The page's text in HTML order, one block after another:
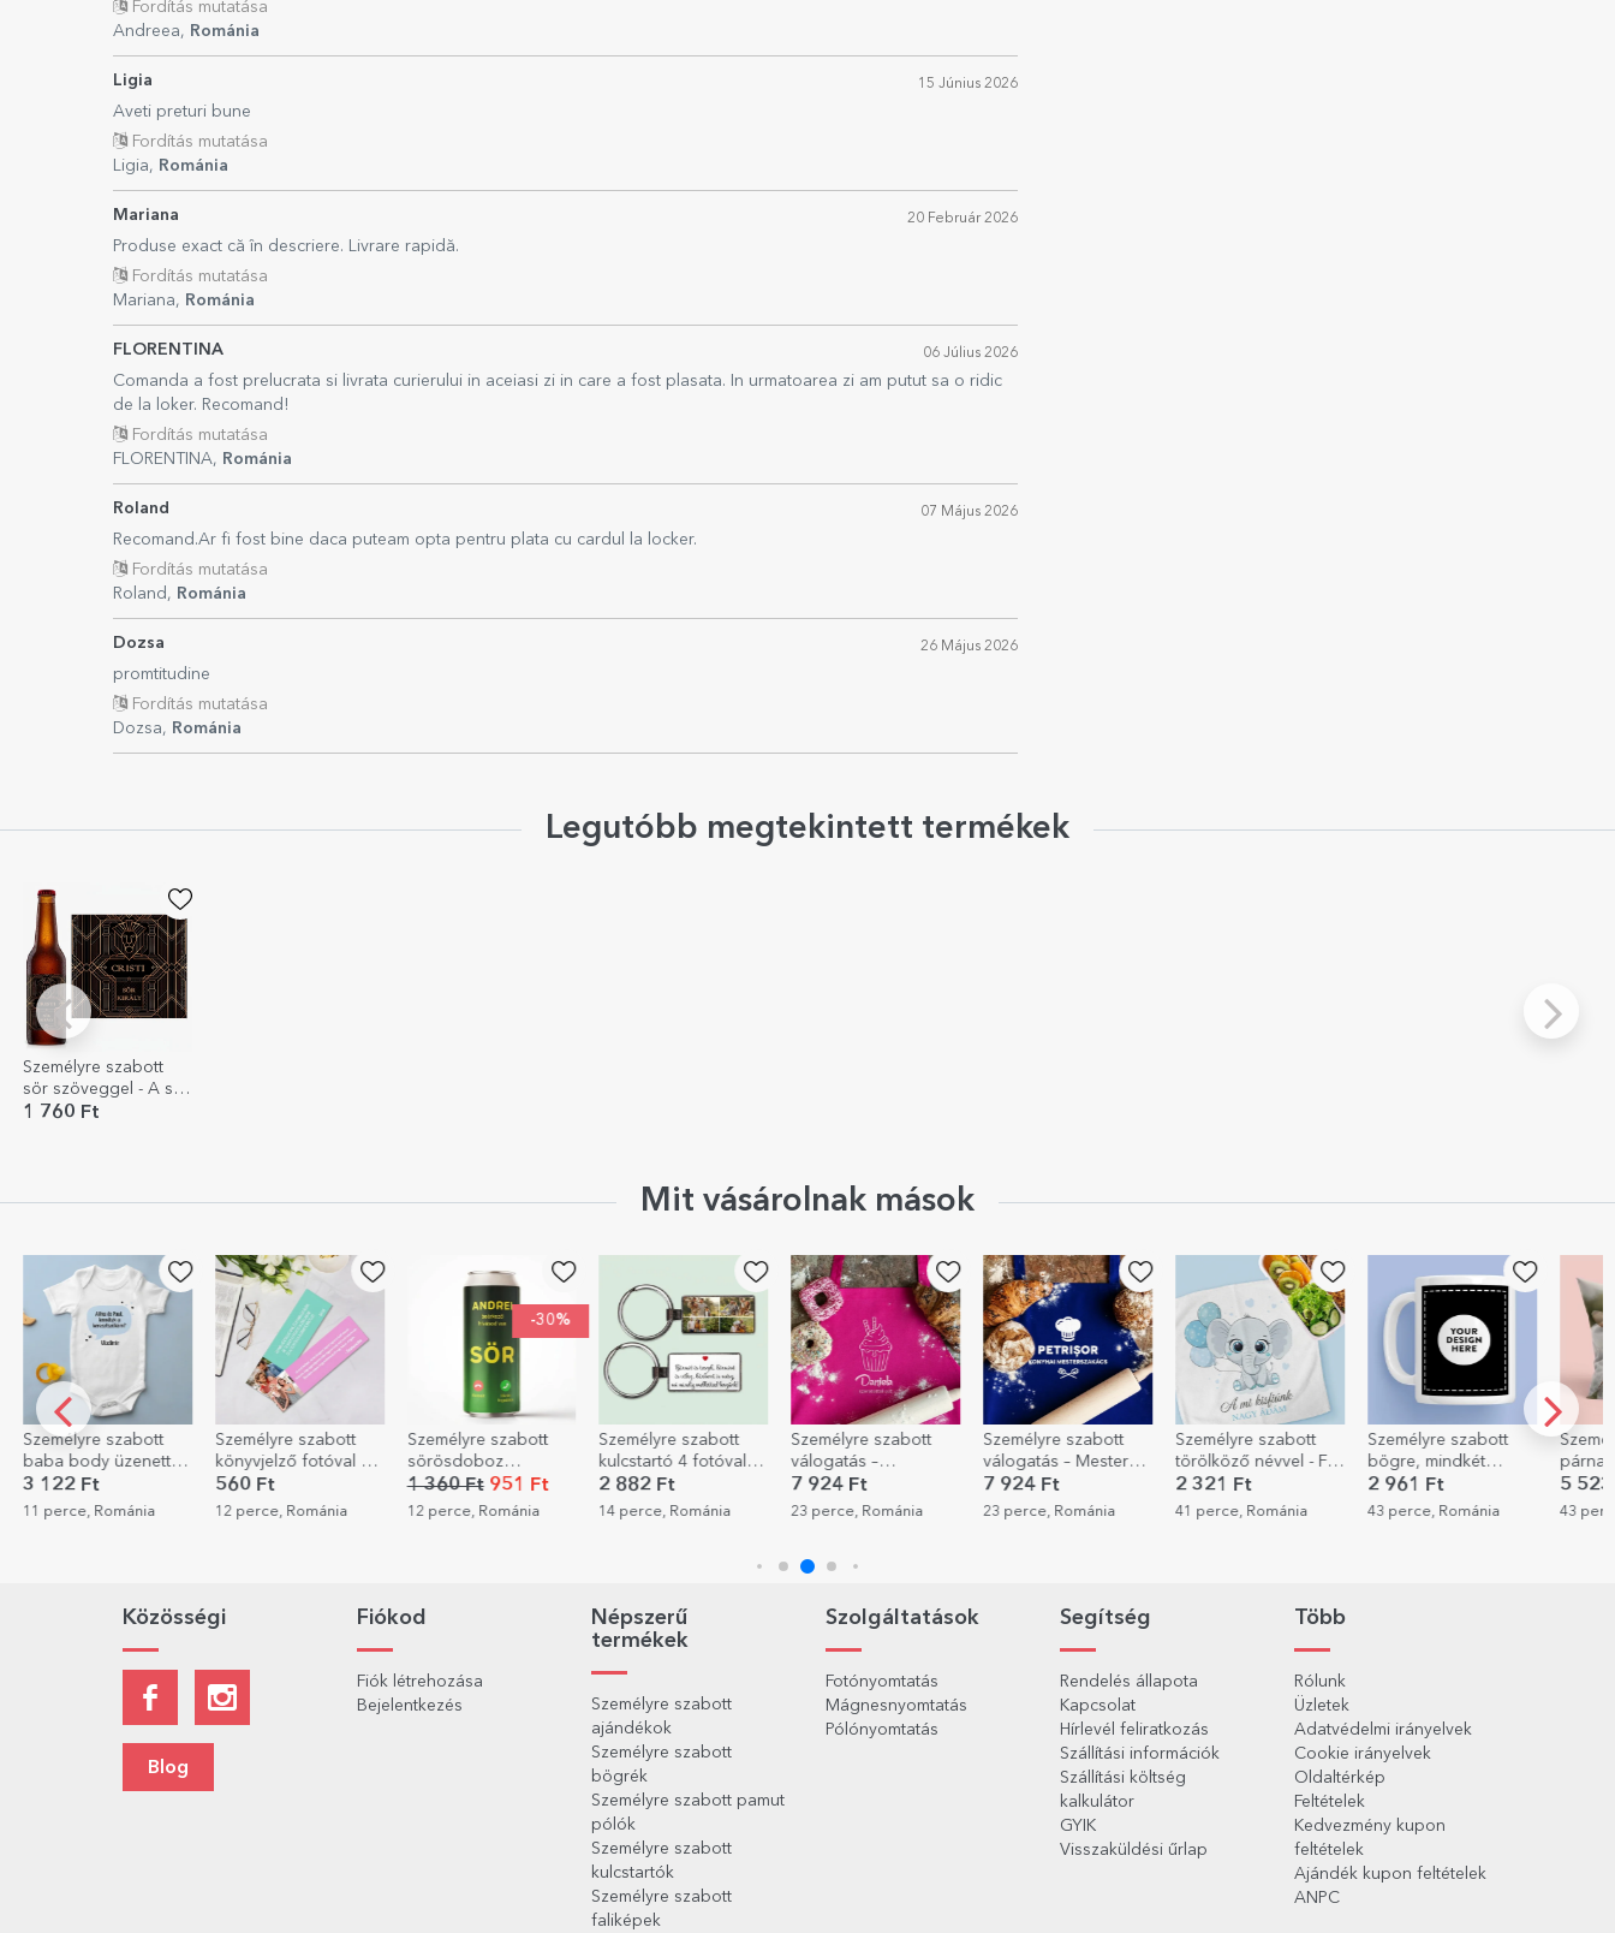
Fordítás mutatása
Andreea, Románia
Ligia 15 Június 2026
Aveti preturi bune
Fordítás mutatása
Ligia, Románia
Mariana 20 Február 2026
Produse exact că în descriere. Livrare rapidă.
Fordítás mutatása
Mariana, Románia
FLORENTINA 06 Július 2026
Comanda a fost prelucrata si livrata curierului in aceiasi zi in care a fost plasata. In urmatoarea zi am putut sa o ridic
de la loker. Recomand!
Fordítás mutatása
FLORENTINA, Románia
Roland 07 Május 2026
Recomand.Ar fi fost bine daca puteam opta pentru plata cu cardul la locker.
Fordítás mutatása
Roland, Románia
Dozsa 26 Május 2026
promtitudine
Fordítás mutatása
Dozsa, Románia
Legutóbb megtekintett termékek
Személyre szabott
sör szöveggel - A sör
királya
1 760 Ft
Mit vásárolnak mások
Személyre szabott
baba body üzenettel
- Nasi kérés
3 122 Ft
11 perce, Románia
Személyre szabott
könyvjelző fotóval és
üzenettel
560 Ft
12 perce, Románia
-30%
Személyre szabott
sörösdoboz
szöveggel - Bejövő
hívás
1 360 Ft951 Ft
12 perce, Románia
Személyre szabott
kulcstartó 4 fotóval
és szöveggel
2 882 Ft
14 perce, Románia
Személyre szabott
válogatás –
Szeretettel sütve
7 924 Ft
23 perce, Románia
Személyre szabott
válogatás – Mester
szakács a konyhában
7 924 Ft
23 perce, Románia
Személyre szabott
törölköző névvel - Fiú
csecsemő
2 321 Ft
41 perce, Románia
Személyre szabott
bögre, mindkét
oldalán a saját
grafikáddal
2 961 Ft
43 perce, Románia
párna
5
43
Közösségi
Blog
Fiókod
Fiók létrehozása
Bejelentkezés
Népszerű
termékek
Személyre szabott
ajándékok
Személyre szabott
bögrék
Személyre szabott pamut
pólók
Személyre szabott
kulcstartók
Személyre szabott
faliképek
Szolgáltatások
Fotónyomtatás
Mágnesnyomtatás
Pólónyomtatás
Segítség
Rendelés állapota
Kapcsolat
Hírlevél feliratkozás
Szállítási információk
Szállítási költség
kalkulátor
GYIK
Visszaküldési űrlap
Több
Rólunk
Üzletek
Adatvédelmi irányelvek
Cookie irányelvek
Oldaltérkép
Feltételek
Kedvezmény kupon
feltételek
Ajándék kupon feltételek
ANPC